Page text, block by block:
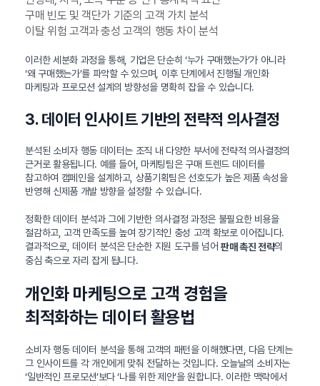
구매 빈도 및 객단가 기준의 고객 가치 분석
이탈 위험 고객과 충성 고객의 행동 차이 분석
이러한 세분화 과정을 통해, 기업은 단순히 ‘누가 구매했는가’가 아니라
‘왜 구매했는가’를 파악할 수 있으며, 이후 단계에서 진행될 개인화
마케팅과 프로모션 설계의 방향성을 명확히 잡을 수 있습니다.
3. 데이터 인사이트 기반의 전략적 의사결정
분석된 소비자 행동 데이터는 조직 내 다양한 부서에 전략적 의사결정의
근거로 활용됩니다. 예를 들어, 마케팅팀은 구매 트렌드 데이터를
참고하여 캠페인을 설계하고, 상품기획팀은 선호도가 높은 제품 속성을
반영해 신제품 개발 방향을 설정할 수 있습니다.
정확한 데이터 분석과 그에 기반한 의사결정 과정은 불필요한 비용을
절감하고, 고객 만족도를 높여 장기적인 충성 고객 확보로 이어집니다.
결과적으로, 데이터 분석은 단순한 지원 도구를 넘어판매 촉진 전략의
중심 축으로 자리 잡게 됩니다.
개인화 마케팅으로 고객 경험을
최적화하는 데이터 활용법
소비자 행동 데이터 분석을 통해 고객의 패턴을 이해했다면, 다음 단계는
그 인사이트를 각 개인에게 맞춰 전달하는 것입니다. 오늘날의 소비자는
‘일반적인 프로모션’보다 ‘나를 위한 제안’을 원합니다. 이러한 맥락에서